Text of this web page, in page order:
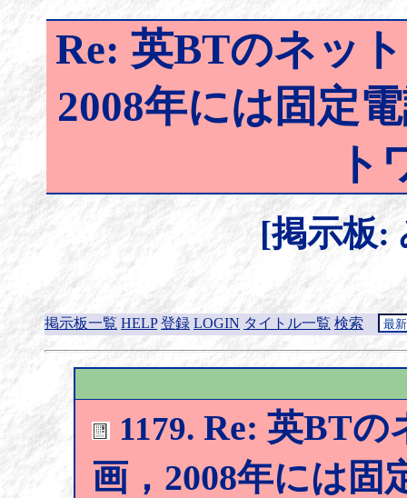
Re: 英BTのネッ
2008年には固定
ト
[掲示板:
掲示板一覧 HELP 登録 LOGIN タイトル一覧 検索
1179. Re: 英BTの
画，2008年には固